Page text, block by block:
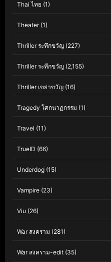
Thai ไทย (1)
Theater(1)
Thriller ระทึกขวัญ (227)
Thriller ระทึกขวัญ (2,155)
Thriller เขย่าขวัญ (16)
Tragedy โศกนาฏกรรม (1)
Travel (11)
TrueID (66)
Underdog (15)
Vampire (23)
Viu (26)
War สงคราม (281)
War สงคราม-edit (35)